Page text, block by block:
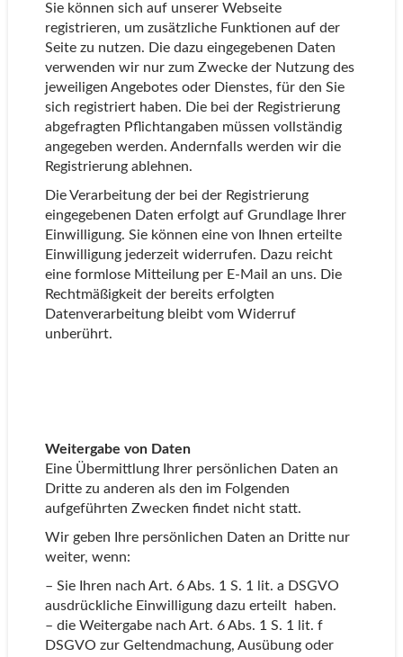
Sie können sich auf unserer Webseite
registrieren, um zusätzliche Funktionen auf der
Seite zu nutzen. Die dazu eingegebenen Daten
verwenden wir nur zum Zwecke der Nutzung des
jeweiligen Angebotes oder Dienstes, für den Sie
sich registriert haben. Die bei der Registrierung
abgefragten Pflichtangaben müssen vollständig
angegeben werden. Andernfalls werden wir die
Registrierung ablehnen.
Die Verarbeitung der bei der Registrierung
eingegebenen Daten erfolgt auf Grundlage Ihrer
Einwilligung. Sie können eine von Ihnen erteilte
Einwilligung jederzeit widerrufen. Dazu reicht
eine formlose Mitteilung per E-Mail an uns. Die
Rechtmäßigkeit der bereits erfolgten
Datenverarbeitung bleibt vom Widerruf
unberührt.
Weitergabe von Daten
Eine Übermittlung Ihrer persönlichen Daten an
Dritte zu anderen als den im Folgenden
aufgeführten Zwecken findet nicht statt.
Wir geben Ihre persönlichen Daten an Dritte nur
weiter, wenn:
– Sie Ihren nach Art. 6 Abs. 1 S. 1 lit. a DSGVO
ausdrückliche Einwilligung dazu erteilt haben.
– die Weitergabe nach Art. 6 Abs. 1 S. 1 lit. f
DSGVO zur Geltendmachung, Ausübung oder